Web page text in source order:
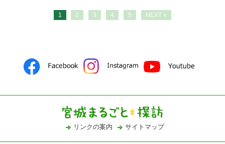
1 2 3 4 5 NEXT »
リンクの案内 サイトマップ